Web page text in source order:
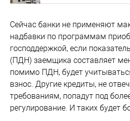
Сейчас банки не применяют
надбавки по программам
господдержкой, если
(ПДН) заемщика составляет
помимо ПДН, будет
взнос. Другие кредиты, не
требованиям, попадут под
регулирование. И таких будет